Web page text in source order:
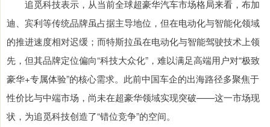
追觅科技表示，从当前全球超豪华汽车市场格局来看，布加
迪、宾利等传统品牌虽占据主导地位，但在电动化与智能化领域
的推进速度相对迟缓；而特斯拉虽在电动化与智能驾驶技术上领
先，但其品牌定位偏向“科技大众化”，难以满足高端用户对“极致
豪华+专属体验”的核心需求。此前中国车企的出海路径多聚焦于
性价比与中端市场，尚未在超豪华领域实现突破——这一市场现
状，为追觅科技创造了“错位竞争”的空间。